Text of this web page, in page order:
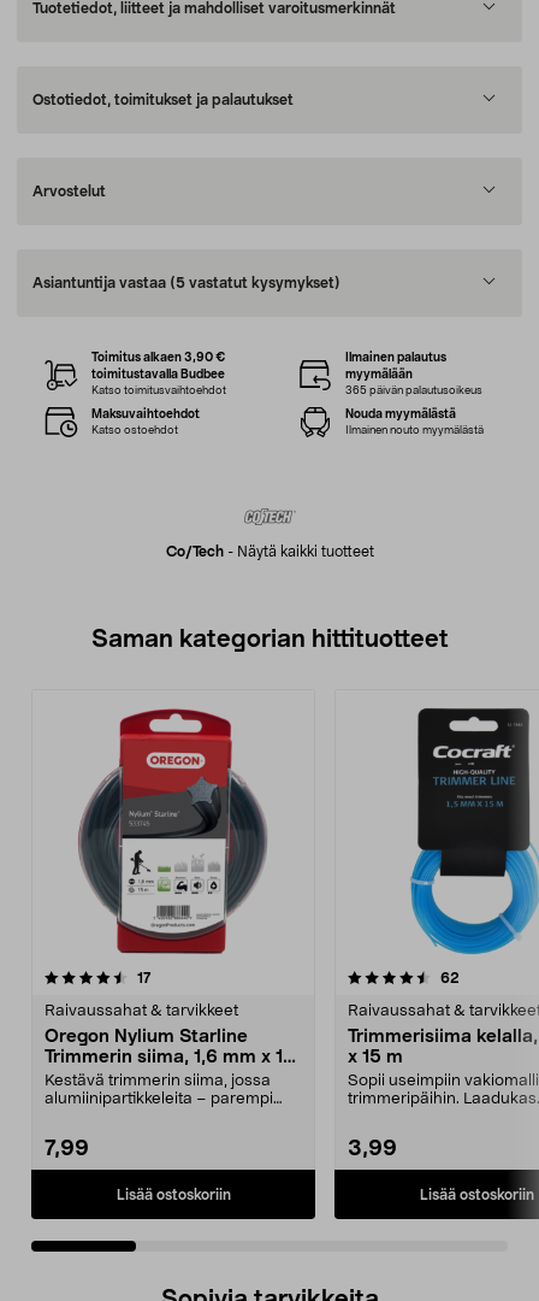
Tuotetiedot, liitteet ja mahdolliset varoitusmerkinnät
Ostotiedot, toimitukset ja palautukset
Arvostelut
Asiantuntija vastaa (5 vastatut kysymykset)
Co/tech- Näytä kaikki tuotteet
Toimitus alkaen 3,90 €
toimitustavalla Budbee
Katso toimitusvaihtoehdot
Ilmainen palautus
myymälään
365 päivän palautusoikeus
Maksuvaihtoehdot
Katso ostoehdot
Nouda myymälästä
Ilmainen nouto myymälästä
Saman kategorian hittituotteet
17arvostelut
Raivaussahat & tarvikkeet
Oregon Nylium Starline
Trimmerin siima, 1,6 mm x 15
m
Kestävä trimmerin siima, jossa
alumiinipartikkeleita – parempi
7,99
Lisää ostoskoriin
4.5 viidestä
62
Raivaussahat &
Trimmerisiima
x 15 m
Sopii useimpiin
trimmeripäihin. Laadukas
3,99
Lisää ostoskoriin
4.0 viidestä